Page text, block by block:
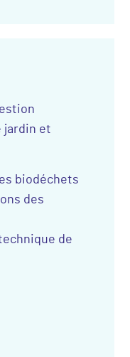
jardin et
biodéchets
des
de